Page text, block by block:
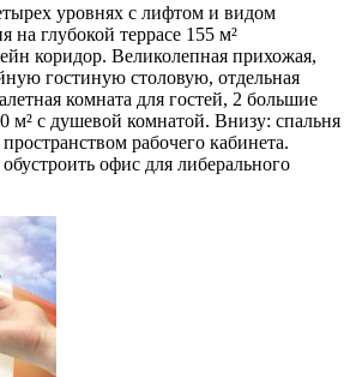
уровнях с лифтом и видом
на глубокой террасе 155 м²
коридор. Великолепная прихожая,
гостиную столовую, отдельная
комната для гостей, 2 большие
м² с душевой комнатой. Внизу: спальня
рабочего кабинета.
офис для либерального